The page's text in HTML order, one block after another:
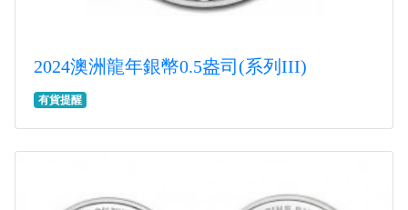
2024澳洲龍年銀幣0.5盎司(系列III)
有貨提醒